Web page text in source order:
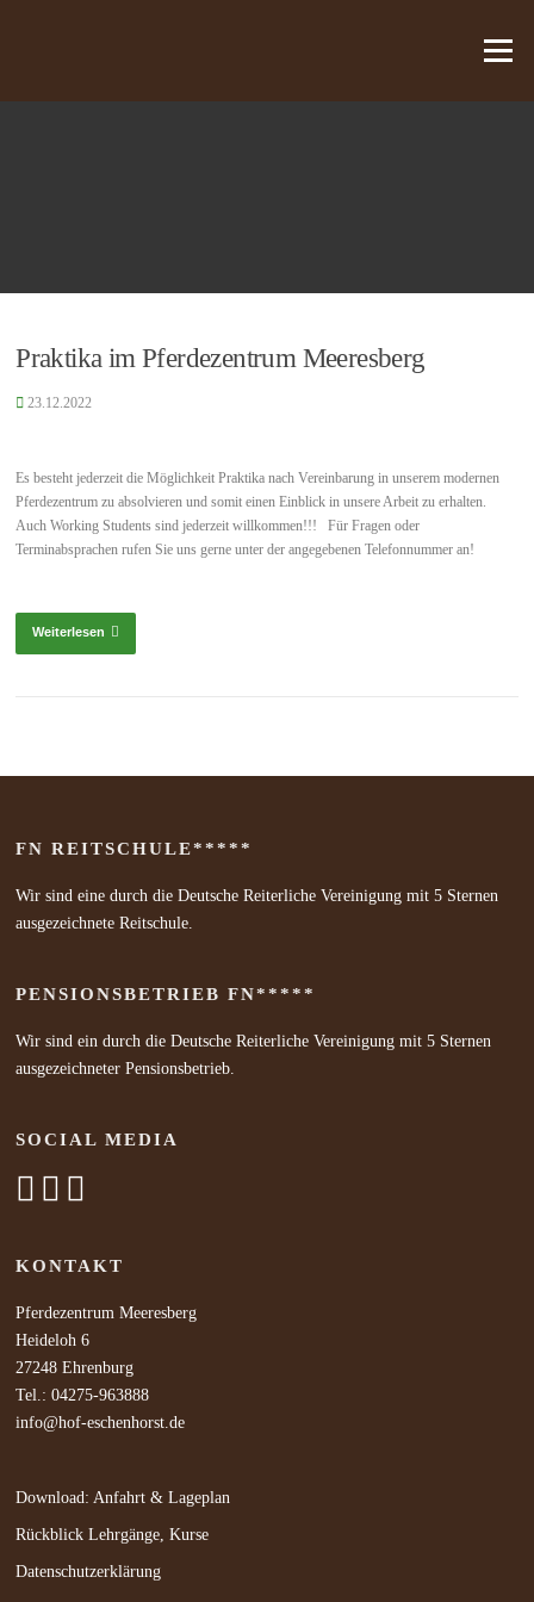
Menü
Praktika im Pferdezentrum Meeresberg
23.12.2022
Es besteht jederzeit die Möglichkeit Praktika nach Vereinbarung in unserem modernen
Pferdezentrum zu absolvieren und somit einen Einblick in unsere Arbeit zu erhalten.
Auch Working Students sind jederzeit willkommen!!! Für Fragen oder
Terminabsprachen rufen Sie uns gerne unter der angegebenen Telefonnummer an!
Weiterlesen
FN REITSCHULE*****
Wir sind eine durch die Deutsche Reiterliche Vereinigung mit 5 Sternen
ausgezeichnete Reitschule.
PENSIONSBETRIEB FN*****
Wir sind ein durch die Deutsche Reiterliche Vereinigung mit 5 Sternen
ausgezeichneter Pensionsbetrieb.
SOCIAL MEDIA
KONTAKT
Pferdezentrum Meeresberg
Heideloh 6
27248 Ehrenburg
Tel.: 04275-963888
info@hof-eschenhorst.de
Download: Anfahrt & Lageplan
Rückblick Lehrgänge, Kurse
Datenschutzerklärung